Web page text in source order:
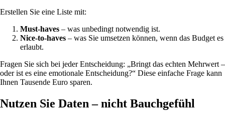
Erstellen Sie eine Liste mit:
Must-haves – was unbedingt notwendig ist.
Nice-to-haves – was Sie umsetzen können, wenn das Budget es
erlaubt.
Fragen Sie sich bei jeder Entscheidung: „Bringt das echten Mehrwert –
oder ist es eine emotionale Entscheidung?“ Diese einfache Frage kann
Ihnen Tausende Euro sparen.
Nutzen Sie Daten – nicht Bauchgefühl